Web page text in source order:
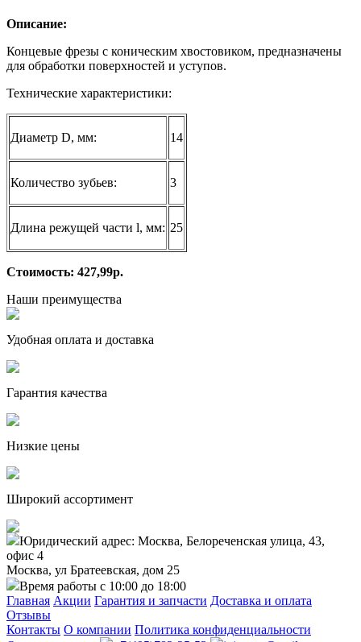
Описание:
Концевые фрезы с коническим хвостовиком, предназначены
для обработки поверхностей и уступов.
Технические характеристики:
Диаметр D, мм: 14
Количество зубьев: 3
Длина режущей части l, мм: 25
Стоимость: 427,99р.
Наши преимущества
Удобная оплата и доставка
Гарантия качества
Низкие цены
Широкий ассортимент
Юридический адрес: Москва, Белореченская улица, 43,
офис 4
Москва, ул Братеевская, дом 25
Время работы с 10:00 до 18:00
Главная Акции Гарантия и запчасти Доставка и оплата
Отзывы
Контакты О компании Политика конфиденциальности